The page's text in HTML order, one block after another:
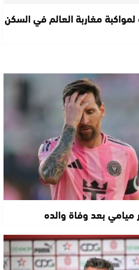
مغاربة العالم في السكن
بعد وفاة والده